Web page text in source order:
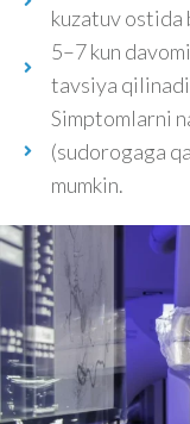
kuzatuv ostida
5–7 kun
tavsiya
Simptomlarni
(sudorogaga
mumkin.